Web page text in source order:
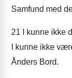
Samfund med
21 I kunne ikke
I kunne ikke
Ånders Bord.